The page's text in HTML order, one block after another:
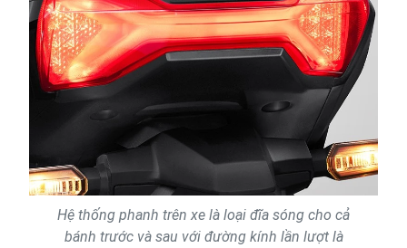
Hệ thống phanh trên xe là loại đĩa sóng cho cả
bánh trước và sau với đường kính lần lượt là